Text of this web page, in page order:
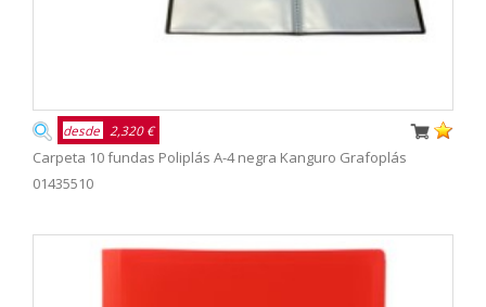
desde 2,320 €
Carpeta 10 fundas Poliplás A-4 negra Kanguro Grafoplás
01435510